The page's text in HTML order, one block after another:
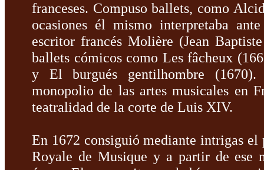
franceses. Compuso ballets, como
ocasiones él mismo interpretaba
escritor francés Molière (Jean
ballets cómicos como Les fâcheux
y El burgués gentilhombre
monopolio de las artes musicales en
teatralidad de la corte de Luis XIV.
En 1672 consiguió mediante intrigas
Royale de Musique y a partir de ese